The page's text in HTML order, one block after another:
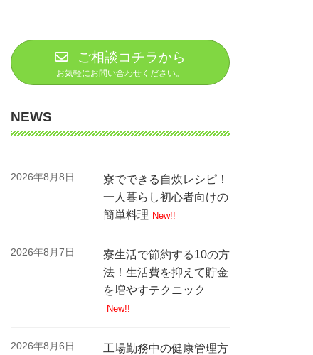
ご相談コチラから
お気軽にお問い合わせください。
NEWS
2026年8月8日
寮でできる自炊レシピ！
一人暮らし初心者向けの
簡単料理 New!!
2026年8月7日
寮生活で節約する10の方
法！生活費を抑えて貯金
を増やすテクニック
New!!
2026年8月6日
工場勤務中の健康管理方